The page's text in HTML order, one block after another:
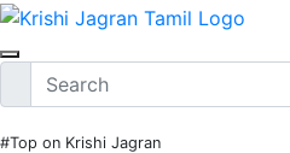
#Top on Krishi Jagran